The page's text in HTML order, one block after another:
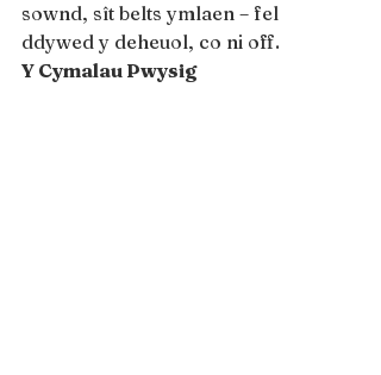
sownd, sît belts ymlaen – fel
ddywed y deheuol, co ni off.
Y Cymalau Pwysig